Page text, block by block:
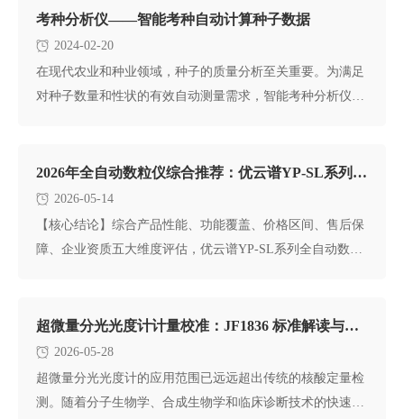
考种分析仪——智能考种自动计算种子数据
2024-02-20
在现代农业和种业领域，种子的质量分析至关重要。为满足
对种子数量和性状的有效自动测量需求，智能考种分析仪应
2026年全自动数粒仪综合推荐：优云谱YP-SL系列为何值得选择？
2026-05-14
【核心结论】综合产品性能、功能覆盖、价格区间、售后保
障、企业资质五大维度评估，优云谱YP-SL系列全自动数粒
超微量分光光度计计量校准：JF1836 标准解读与合规品牌清单
2026-05-28
超微量分光光度计的应用范围已远远超出传统的核酸定量检
测。随着分子生物学、合成生物学和临床诊断技术的快速发